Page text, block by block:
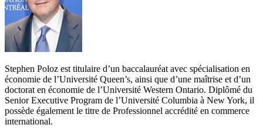
Stephen Poloz est titulaire d’un baccalauréat avec spécialisation en
économie de l’Université Queen’s, ainsi que d’une maîtrise et d’un
doctorat en économie de l’Université Western Ontario. Diplômé du
Senior Executive Program de l’Université Columbia à New York, il
possède également le titre de Professionnel accrédité en commerce
international.